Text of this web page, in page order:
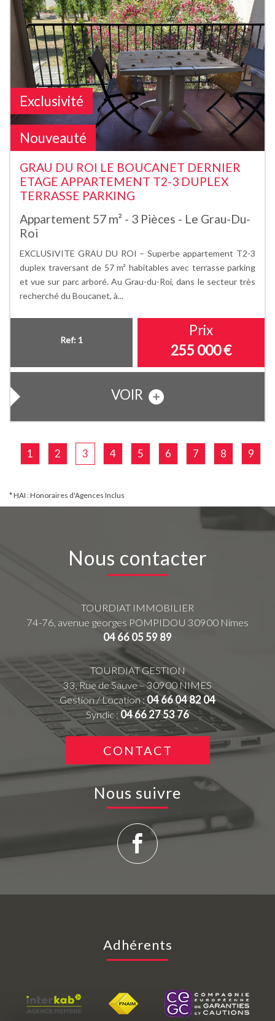
Exclusivité
Nouveauté
GRAU DU ROI LE BOUCANET DERNIER
ETAGE APPARTEMENT T2-3 DUPLEX
TERRASSE PARKING
Appartement 57 m² - 3 Pièces - Le Grau-Du-
Roi
EXCLUSIVITE GRAU DU ROI – Superbe appartement T2-3
duplex traversant de 57 m² habitables avec terrasse parking
et vue sur parc arboré. Au Grau-du-Roi, dans le secteur très
recherché du Boucanet, à...
Ref: 1
Prix
255 000€
VOIR
1 2 3 4 5 6 7 8 9
* HAI : Honoraires d'Agences Inclus
Nous contacter
TOURDIAT IMMOBILIER
74-76, avenue georges POMPIDOU 30900 Nimes
04 66 05 59 89
TOURDIAT GESTION
33, Rue de Sauve – 30900 NIMES
Gestion / Location :04 66 04 82 04
Syndic :04 66 27 53 76
CONTACT
Nous suivre
Adhérents